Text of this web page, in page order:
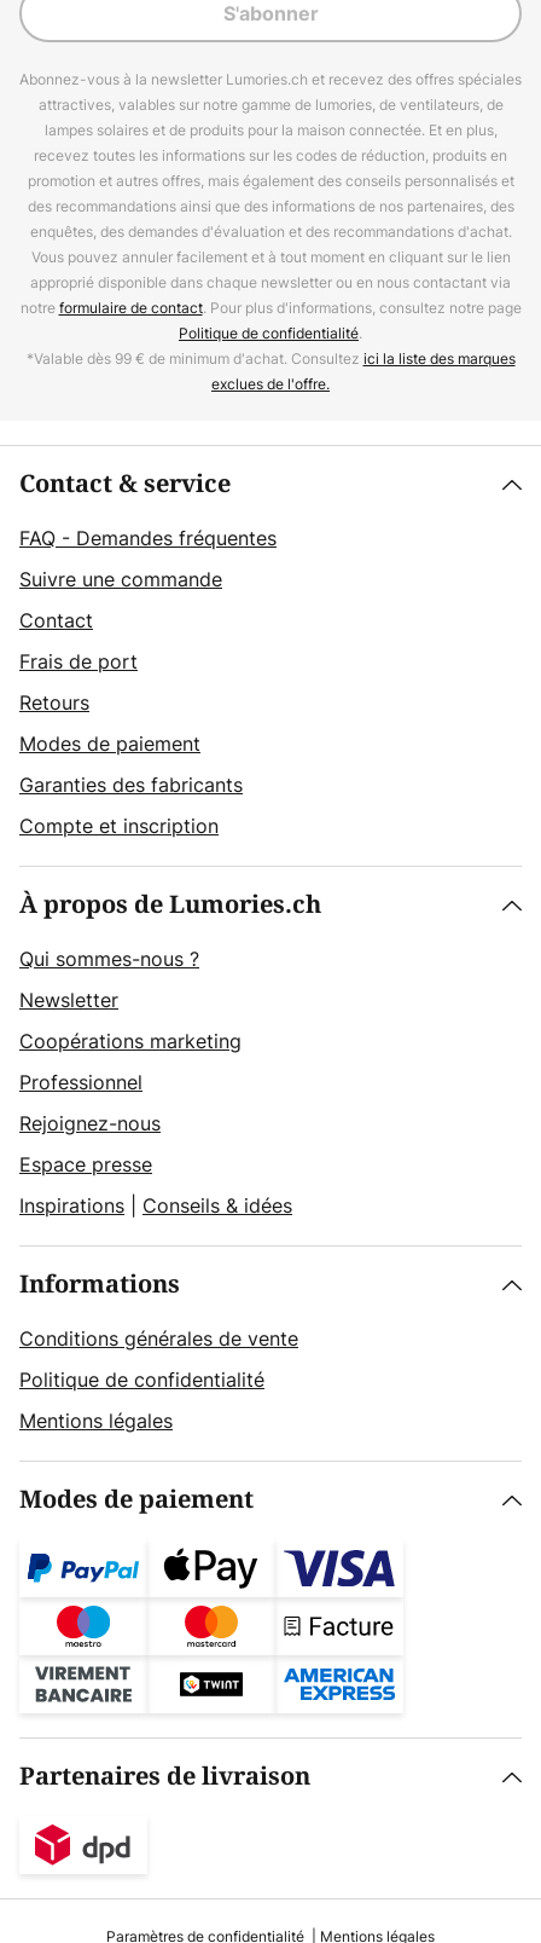
S'abonner
Abonnez-vous à la newsletter Lumories.ch et recevez des offres spéciales
attractives, valables sur notre gamme de lumories, de ventilateurs, de
lampes solaires et de produits pour la maison connectée. Et en plus,
recevez toutes les informations sur les codes de réduction, produits en
promotion et autres offres, mais également des conseils personnalisés et
des recommandations ainsi que des informations de nos partenaires, des
enquêtes, des demandes d'évaluation et des recommandations d'achat.
Vous pouvez annuler facilement et à tout moment en cliquant sur le lien
approprié disponible dans chaque newsletter ou en nous contactant via
notreformulaire de contact. Pour plus d'informations, consultez notre page
Politique de confidentialité.
*Valable dès 99 € de minimum d'achat. Consultez ici la liste des marques
exclues de l'offre.
Contact & service
FAQ - Demandes fréquentes
Suivre une commande
Contact
Frais de port
Retours
Modes de paiement
Garanties des fabricants
Compte et inscription
À propos de Lumories.ch
Qui sommes-nous ?
Newsletter
Coopérations marketing
Professionnel
Rejoignez-nous
Espace presse
Inspirations
Conseils & idées
Informations
Conditions générales de vente
Politique de confidentialité
Mentions légales
Modes de paiement
Partenaires de livraison
Paramètres de confidentialité Mentions légales